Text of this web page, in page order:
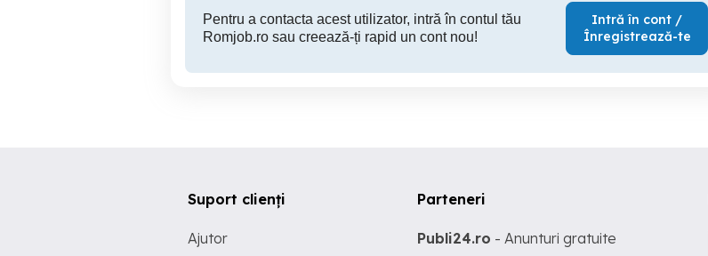
Pentru a contacta acest utilizator, intră în contul tău
Romjob.ro sau creează-ți rapid un cont nou!
Intră în cont /
Înregistrează-te
Suport clienți
Ajutor
Parteneri
Publi24.ro - Anunturi gratuite